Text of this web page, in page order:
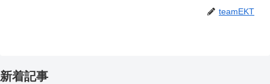
teamEKT
新着記事